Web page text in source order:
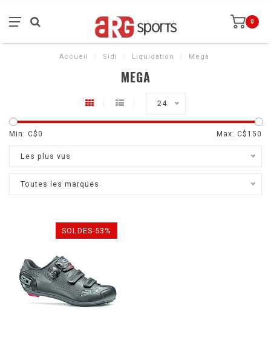
0
Accueil / Sidi / Liquidation / Mega
MEGA
24
Min: C$0 Max: C$ 150
Les plus vus
Toutes les marques
SOLDES-53%